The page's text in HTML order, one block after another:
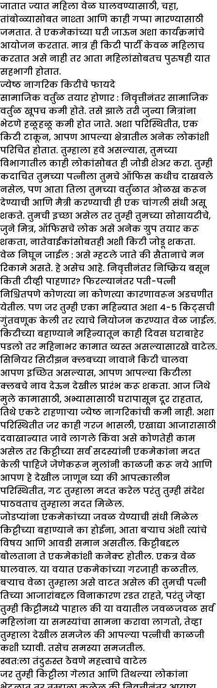
जातात ज्यात महिला वेळ घालवण्यासाठी, चहा,
तांबोळ्यासोबत नाश्ता आणि काही गप्पा मारण्यासाठी
जमतात. ते एकमेकांच्या घरी जाऊन अशा कार्यक्रमांचे
आयोजन करतात. मात्र ही किटी पार्टी केवळ महिलाच
करतात असे नाही तर आता महिलांसोबतच पुरुषही यात
सहभागी होतात.
ज्येष्ठ नागरिक किटीचे फायदे
सामाजिक वर्तुळ तयार होणार : निवृत्तीनंतर सामाजिक
वर्तुळ खूपच कमी होते. तसे झाले तरी जुन्या मित्रांना
भेटणे हळूहळू कमी होत जाते. अशा परिस्थितीत, एक
किटी टाकून, आपण आपल्या क्षेत्रातील अनेक लोकांशी
परिचित होतात. तुम्हाला हवे असल्यास, तुमच्या
विभागातील काही लोकांसोबत ही जोडी शेअर करा. तुम्ही
कदाचित तुमच्या पत्नीला तुमचे ऑफिस कधीच दाखवले
नसेल, पण आता तिला तुमच्या वर्तुळात ओळख करून
देण्याची आणि मैत्री करण्याची ही एक चांगली संधी असू
शकते. तुमची इच्छा असेल तर तुम्ही तुमच्या सोसायटीचे,
जुने मित्र, ऑफिसचे लोक असे अनेक ग्रुप तयार करू
शकता, नातेवाईकांसोबतही अशी किटी जोडू शकता.
वेळ निघून जाईल : असे म्हटले जाते की सैतानाचे मन
रिकामे असते. हे असेच आहे. निवृत्तीनंतर निष्क्रिय बसून
किती टीव्ही पाहणार? फिरल्यानंतर पती-पत्नी
निश्चितपणे कोणत्या ना कोणत्या कारणावरून अडचणीत
येतील. पण जर तुम्ही एका महिन्यात अशा 4-5 किट्सची
गुंतवणूक केली तर त्याचे नियोजन करण्यात वेळ जाईल.
किटीच्या बहाण्याने महिन्यातून काही दिवस घराबाहेर
पडलो तर महिनाभर कामात व्यस्त असल्यासारखे वाटेल.
सिनियर सिटीझन क्लबच्या नावाने किटी चालवा
आपण इच्छित असल्यास, आपण आपल्या किटीला
क्लबचे नाव देऊन देखील प्रारंभ करू शकता. आज जिथे
मुले कामासाठी, अभ्यासासाठी घरापासून दूर राहतात,
तिथे एकटे राहणाऱ्या ज्येष्ठ नागरिकांची कमी नाही. अशा
परिस्थितीत जर काही गरज भासली, एखाद्या आजारासाठी
दवाखान्यात जावे लागले किंवा असे कोणतेही काम
असेल तर किट्टीच्या सर्व सदस्यांनी एकमेकांना मदत
केली पाहिजे जेणेकरून मुलांनी काळजी करू नये आणि
आपण हे देखील जाणून घ्या की आपत्कालीन
परिस्थितीत, गट तुम्हाला मदत करेल परंतु तुम्ही संदेश
पाठवताच तुम्हाला मदत मिळेल.
जोडप्यांना एकमेकांच्या जवळ येण्याची संधी मिळेल
किट्टीच्या बहाण्याने का होईना, आता बऱ्याच अंशी त्यांचे
विषय आणि आवडी समान असतील. किट्टीबद्दल
बोलताना ते एकमेकांशी कनेक्ट होतील. एकत्र वेळ
घालवाल. या वयात एकमेकांच्या गरजाही कळतील.
बऱ्याच वेळा तुम्हाला असे वाटत असेल की तुमची पत्नी
तिच्या आजारांबद्दल विनाकारण रडत राहते, परंतु जेव्हा
तुम्ही किट्टीमध्ये पाहाल की या वयातील जवळजवळ सर्व
महिलांना या समस्यांचा सामना करावा लागतो, तेव्हा
तुम्हाला देखील समजेल की आपल्या पत्नीची काळजी
कशी घ्यावी. तसेच समस्या समजतील.
स्वत:ला तंदुरुस्त ठेवणे महत्त्वाचे वाटेल
जर तुम्ही किट्टीला गेलात आणि तिथल्या लोकांना